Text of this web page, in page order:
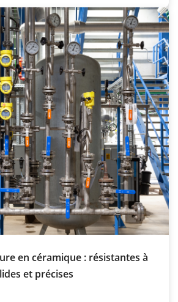
en céramique : résistantes à
et précises